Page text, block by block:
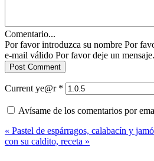
Comentario...
Por favor introduzca su nombre Por
e-mail válido Por favor deje un mensaje.
Current ye@r *
Avísame de los comentarios por
« Pastel de espárragos, calabacín y
con su caldito, receta »